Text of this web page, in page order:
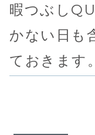
暇つぶし
かない日も
ておきます。